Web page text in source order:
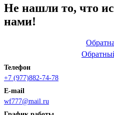
Не нашли то, что
нами!
Телефон
+7 (977)882-74-78
E-mail
wf777@mail.ru